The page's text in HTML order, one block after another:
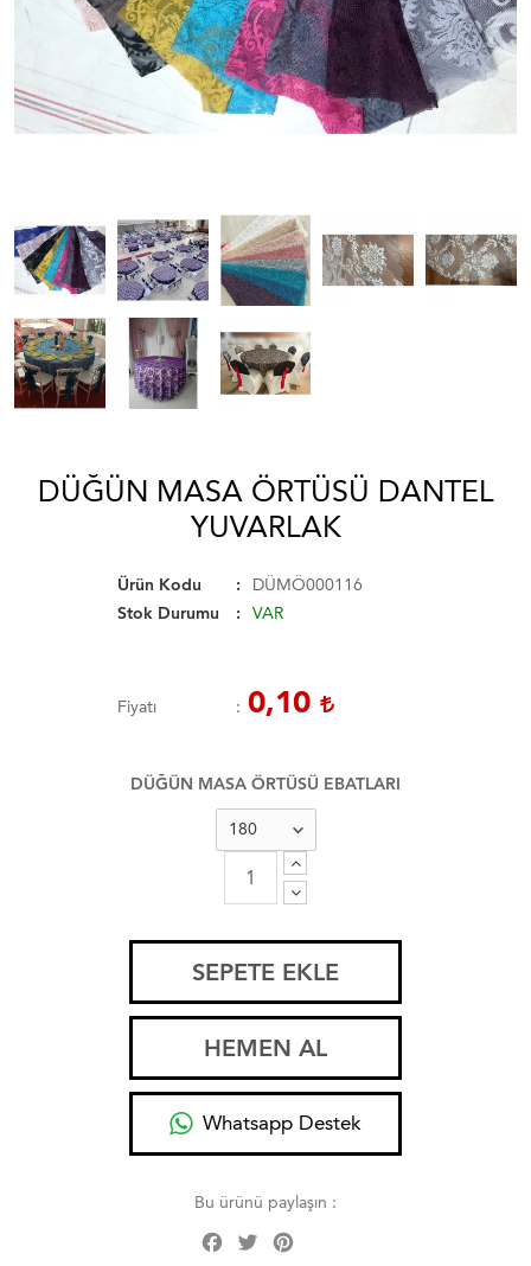
DÜĞÜN MASA ÖRTÜSÜ DANTEL
YUVARLAK
Ürün Kodu
DÜMÖ000116
Stok Durumu
VAR
Fiyatı 0,10
DÜĞÜN MASA ÖRTÜSÜ EBATLARI
SEPETE EKLE
HEMEN AL
Whatsapp Destek
Bu ürünü paylaşın :
Facebook
Twitter